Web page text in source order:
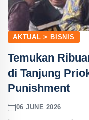
AKTUAL > BISNIS
Temukan
di Tanjung
Punishment
06 JUNE 2026